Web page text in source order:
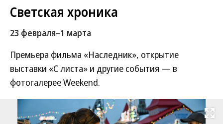
Светская хроника
23 февраля–1 марта
Премьера фильма «Наследник», открытие
выставки «С листа» и другие события — в
фотогалерее Weekend.
Развернуть